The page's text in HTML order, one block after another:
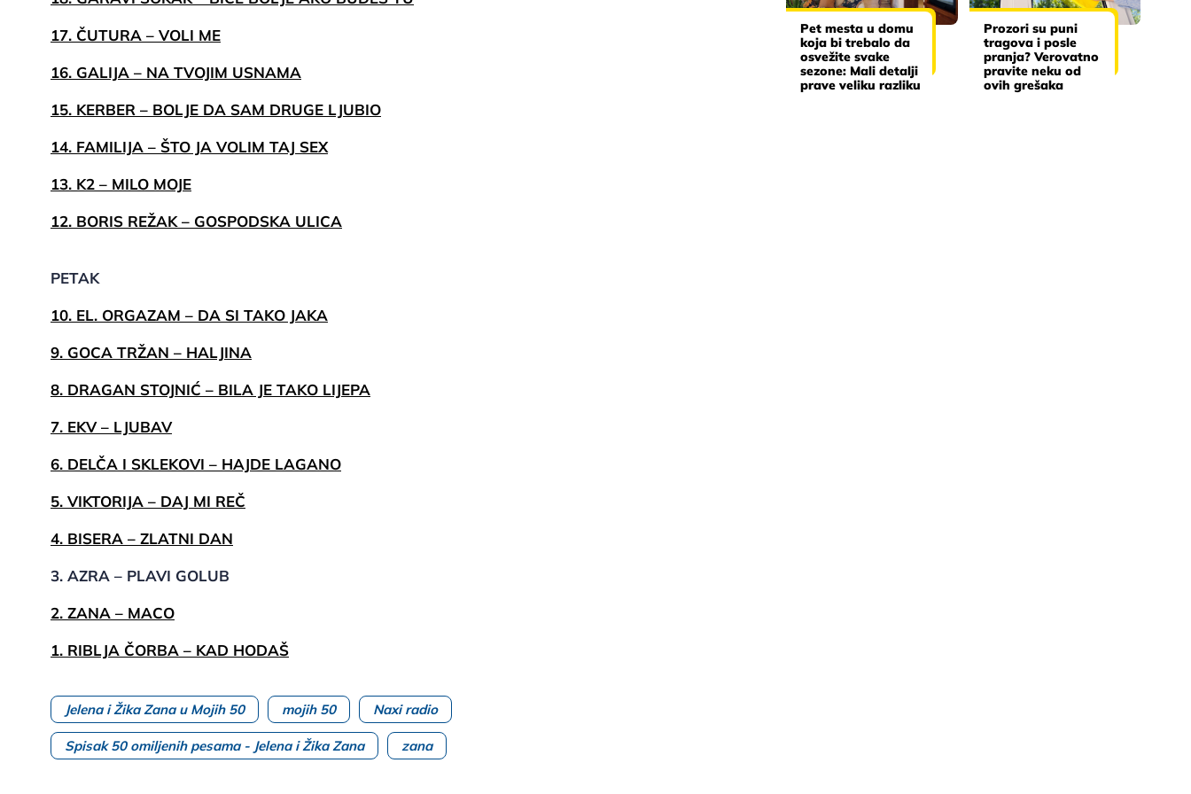
17. ČUTURA – VOLI ME
16. GALIJA – NA TVOJIM USNAMA
15. KERBER – BOLJE DA SAM DRUGE LJUBIO
14. FAMILIJA – ŠTO JA VOLIM TAJ SEX
13. K2 – MILO MOJE
12. BORIS REŽAK – GOSPODSKA ULICA
PETAK
10. EL. ORGAZAM – DA SI TAKO JAKA
9. GOCA TRŽAN – HALJINA
8. DRAGAN STOJNIĆ – BILA JE TAKO LIJEPA
7. EKV – LJUBAV
6. DELČA I SKLEKOVI – HAJDE LAGANO
5. VIKTORIJA – DAJ MI REČ
4. BISERA – ZLATNI DAN
3. AZRA – PLAVI GOLUB
2. ZANA – MACO
1. RIBLJA ČORBA – KAD HODAŠ
Jelena i Žika Zana u Mojih 50 mojih 50 Naxi radio
Spisak 50 omiljenih pesama - Jelena i Žika Zana zana
Pet mesta u domu
koja bi trebalo da
osvežite svake
sezone: Mali detalji
prave veliku razliku
Prozori su puni
tragova i posle
pranja? Verovatno
pravite neku od
ovih grešaka